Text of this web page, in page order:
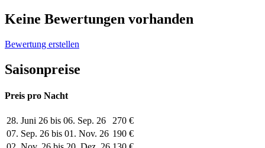
Keine Bewertungen vorhanden
Bewertung erstellen
Saisonpreise
Preis pro Nacht
28. Juni 26 bis 06. Sep. 26
270 €
07. Sep. 26 bis 01. Nov. 26 190 €